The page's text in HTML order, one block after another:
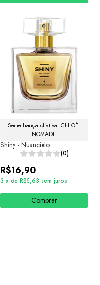
Semelhança olfativa: CHLOÉ
NOMADE
Shiny - Nuancielo
(0)
R$16,90
3 x de R$5,63 sem juros
Comprar